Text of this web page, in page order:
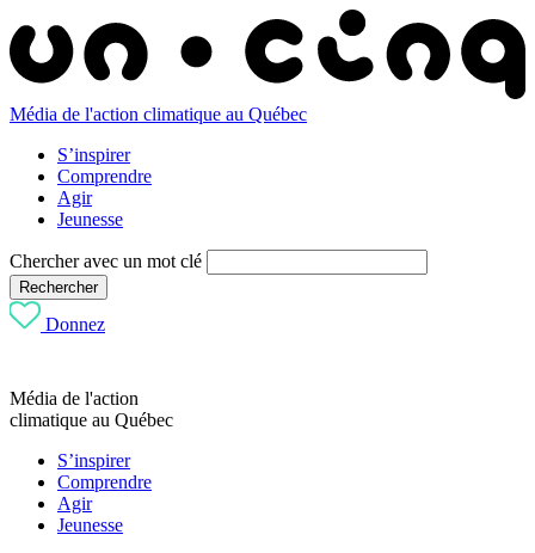
Média de l'action climatique au Québec
S’inspirer
Comprendre
Agir
Jeunesse
Chercher avec un mot clé
Rechercher
Donnez
Média de l'action
climatique au Québec
S’inspirer
Comprendre
Agir
Jeunesse